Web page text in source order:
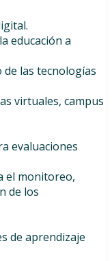
educación a
de las tecnologías
virtuales, campus
evaluaciones
el monitoreo,
de los
de aprendizaje